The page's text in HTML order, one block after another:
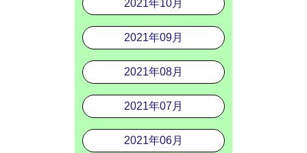
2021年10月
2021年09月
2021年08月
2021年07月
2021年06月